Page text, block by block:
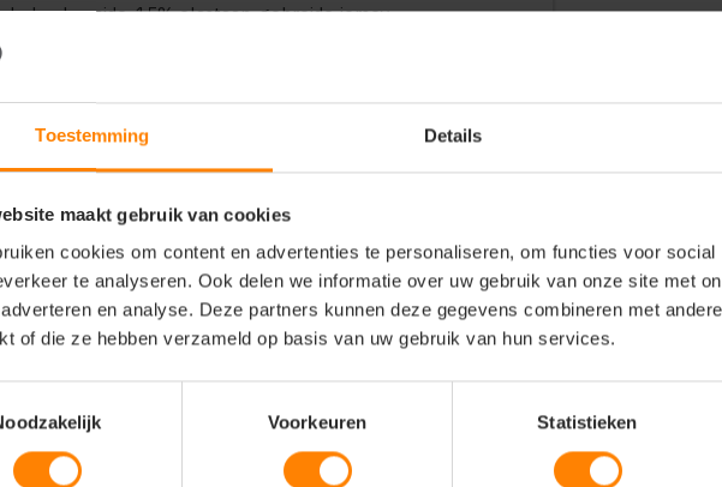
Toestemming Details
maakt gebruik van cookies
cookies om content en advertenties te personaliseren, om functies voor
te analyseren. Ook delen we informatie over uw gebruik van onze site met
en analyse. Deze partners kunnen deze gegevens combineren met
of die ze hebben verzameld op basis van uw gebruik van hun services.
Voorkeuren Statistieken
polyamide, 15% elastaan, gebreide jersey